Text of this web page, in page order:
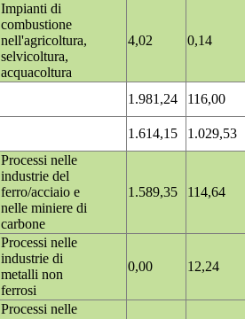
Impianti di
combustione
nell'agricoltura,
selvicoltura,
acquacoltura
4,02 0,14
1.981,24
116,00
1.614,15
1.029,53
Processi nelle
industrie del
ferro/acciaio e
nelle miniere di
carbone
1.589,35 114,64
Processi nelle
industrie di
metalli non
ferrosi
0,00 12,24
Processi nelle